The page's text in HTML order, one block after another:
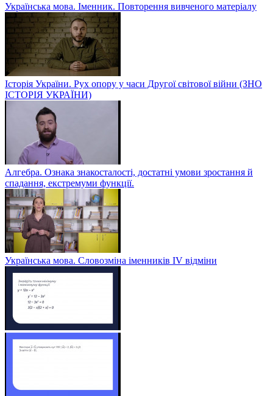
Українська мова. Іменник. Повторення вивченого матеріалу
Історія України. Рух опору у часи Другої світової війни (ЗНО
ІСТОРІЯ УКРАЇНИ)
Алгебра. Ознака знакосталості, достатні умови зростання й
спадання, екстремуми функції.
Українська мова. Словозміна іменників ІV відміни